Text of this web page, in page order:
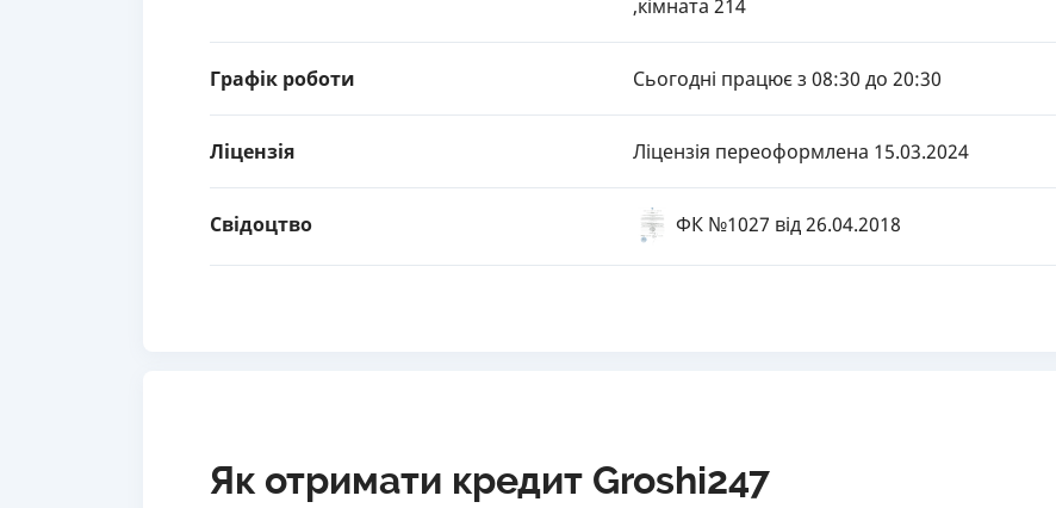
,кімната 214
Графік роботи Сьогодні працює з 08:30 до 20:30
Ліцензія Ліцензія переоформлена 15.03.2024
Свідоцтво ФК №1027 від 26.04.2018
Як отримати кредит Groshi247